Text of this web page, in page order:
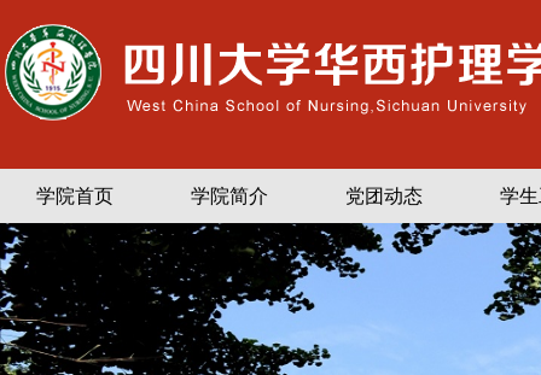
学院首页 学院简介 党团动态 学